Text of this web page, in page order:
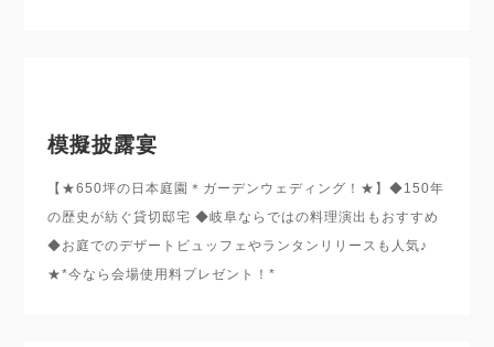
模擬披露宴
【★650坪の日本庭園＊ガーデンウェディング！★】◆150年
の歴史が紡ぐ貸切邸宅 ◆岐阜ならではの料理演出もおすすめ
◆お庭でのデザートビュッフェやランタンリリースも人気♪
★*今なら会場使用料プレゼント！*